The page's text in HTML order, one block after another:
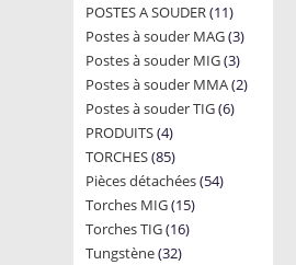
products
POSTES A SOUDER 1111
products
Postes à souder MAG 33
products
Postes à souder MIG 33
products
Postes à souder MMA 22
Postes à souder TIG 66
PRODUITS 44
products
TORCHES 8585
products
Pièces détachées 5454
Torches MIG 1515
Torches TIG 1616
Tungstène 3232